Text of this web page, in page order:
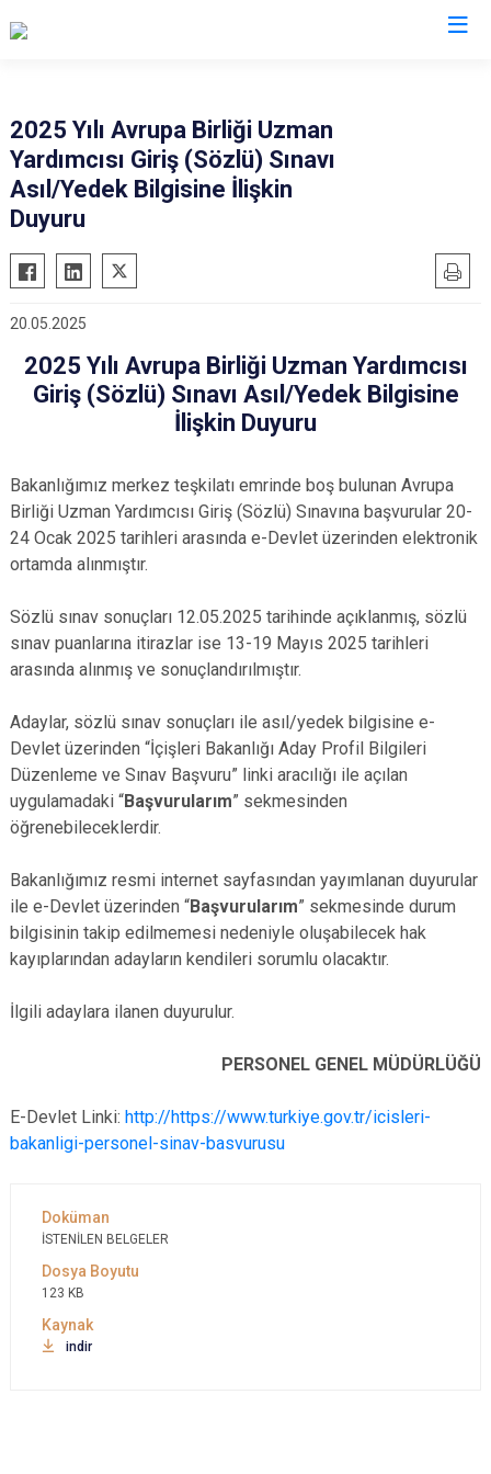
2025 Yılı Avrupa Birliği Uzman
Yardımcısı Giriş (Sözlü) Sınavı
Asıl/Yedek Bilgisine İlişkin
Duyuru
20.05.2025
2025 Yılı Avrupa Birliği Uzman Yardımcısı
Giriş (Sözlü) Sınavı Asıl/Yedek Bilgisine
İlişkin Duyuru
Bakanlığımız merkez teşkilatı emrinde boş bulunan Avrupa
Birliği Uzman Yardımcısı Giriş (Sözlü) Sınavına başvurular 20-
24 Ocak 2025 tarihleri arasında e-Devlet üzerinden elektronik
ortamda alınmıştır.
Sözlü sınav sonuçları 12.05.2025 tarihinde açıklanmış, sözlü
sınav puanlarına itirazlar ise 13-19 Mayıs 2025 tarihleri
arasında alınmış ve sonuçlandırılmıştır.
Adaylar, sözlü sınav sonuçları ile asıl/yedek bilgisine e-
Devlet üzerinden “İçişleri Bakanlığı Aday Profil Bilgileri
Düzenleme ve Sınav Başvuru” linki aracılığı ile açılan
uygulamadaki “Başvurularım” sekmesinden
öğrenebileceklerdir.
Bakanlığımız resmi internet sayfasından yayımlanan duyurular
ile e-Devlet üzerinden “Başvurularım” sekmesinde durum
bilgisinin takip edilmemesi nedeniyle oluşabilecek hak
kayıplarından adayların kendileri sorumlu olacaktır.
İlgili adaylara ilanen duyurulur.
PERSONEL GENEL MÜDÜRLÜĞÜ
E-Devlet Linki: http://https://www.turkiye.gov.tr/icisleri-
bakanligi-personel-sinav-basvurusu
İSTENİLEN BELGELER
123 KB
indir